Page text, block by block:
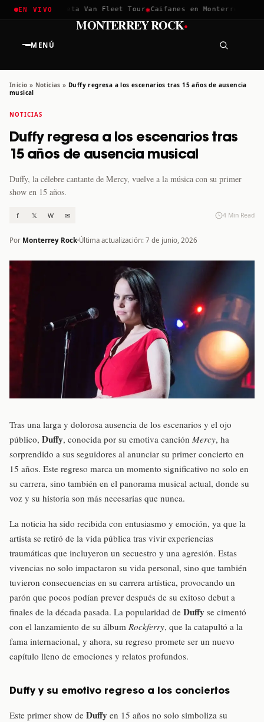
EN VIVO
2026✱Greta Van Fleet Tour✱Caifanes en Monterrey · 12
MENÚ
MONTERREY ROCK·
Inicio » Noticias » Duffy regresa a los escenarios tras 15 años de ausencia
musical
NOTICIAS
Duffy regresa a los escenarios tras
15 años de ausencia musical
Duffy, la célebre cantante de Mercy, vuelve a la música con su primer
show en 15 años.
f 𝕏 W ✉ 4 Min Read
Por Monterrey Rock Última actualización: 7 de junio, 2026
Tras una larga y dolorosa ausencia de los escenarios y el ojo
público, Duffy, conocida por su emotiva canción Mercy, ha
sorprendido a sus seguidores al anunciar su primer concierto en
15 años. Este regreso marca un momento significativo no solo en
su carrera, sino también en el panorama musical actual, donde su
voz y su historia son más necesarias que nunca.
La noticia ha sido recibida con entusiasmo y emoción, ya que la
artista se retiró de la vida pública tras vivir experiencias
traumáticas que incluyeron un secuestro y una agresión. Estas
vivencias no solo impactaron su vida personal, sino que también
tuvieron consecuencias en su carrera artística, provocando un
parón que pocos podían prever después de su exitoso debut a
finales de la década pasada. La popularidad de Duffy se cimentó
con el lanzamiento de su álbum Rockferry, que la catapultó a la
fama internacional, y ahora, su regreso promete ser un nuevo
capítulo lleno de emociones y relatos profundos.
Duffy y su emotivo regreso a los conciertos
Este primer show de Duffy en 15 años no solo simboliza su